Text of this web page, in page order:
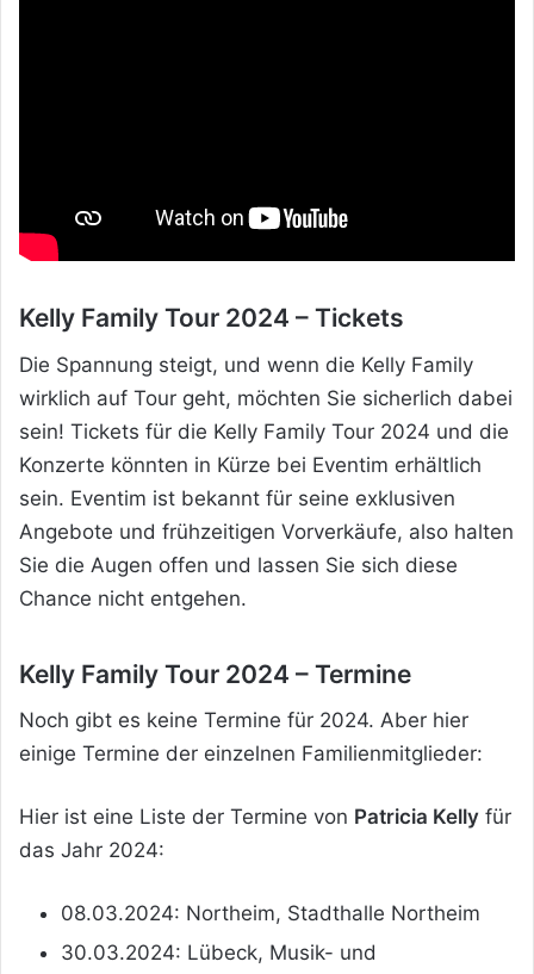
Kelly Family Tour 2024 – Tickets
Die Spannung steigt, und wenn die Kelly Family
wirklich auf Tour geht, möchten Sie sicherlich dabei
sein! Tickets für die Kelly Family Tour 2024 und die
Konzerte könnten in Kürze bei Eventim erhältlich
sein. Eventim ist bekannt für seine exklusiven
Angebote und frühzeitigen Vorverkäufe, also halten
Sie die Augen offen und lassen Sie sich diese
Chance nicht entgehen.
Kelly Family Tour 2024 – Termine
Noch gibt es keine Termine für 2024. Aber hier
einige Termine der einzelnen Familienmitglieder:
Hier ist eine Liste der Termine von Patricia Kelly für
das Jahr 2024:
08.03.2024: Northeim, Stadthalle Northeim
30.03.2024: Lübeck, Musik- und